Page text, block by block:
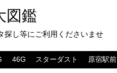
図鑑
探し等にご利用くださいませ
46G スターダスト 原宿駅前